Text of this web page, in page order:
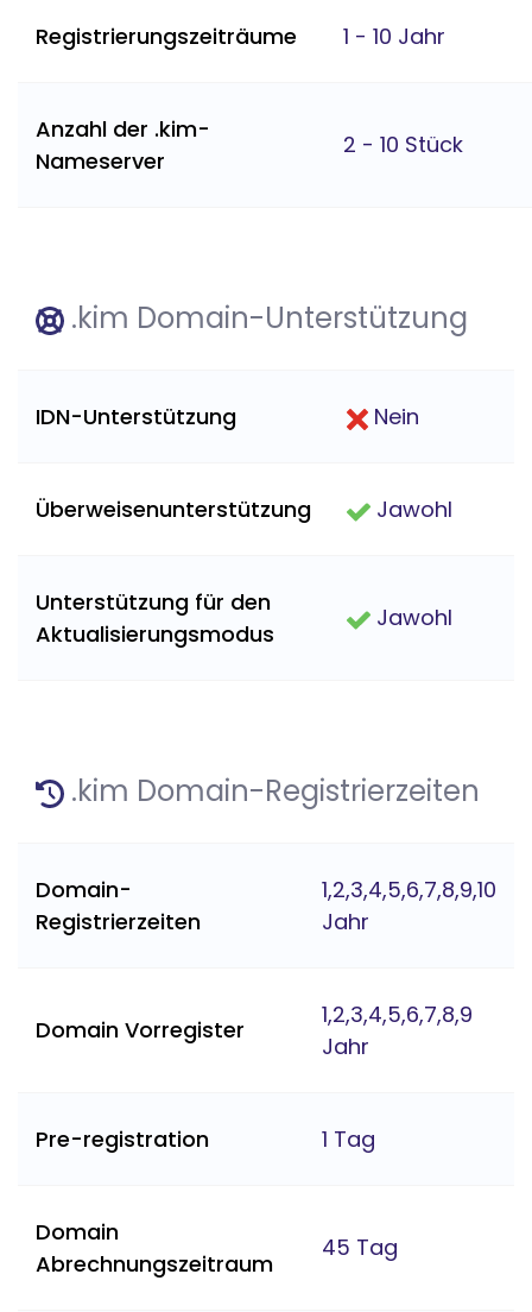
Registrierungszeiträume 1 - 10 Jahr
Anzahl der .kim-
Nameserver
2 - 10 Stück
.kim Domain-Unterstützung
IDN-Unterstützung Nein
Überweisenunterstützung Jawohl
Unterstützung für den
Aktualisierungsmodus
Jawohl
.kim Domain-Registrierzeiten
Domain-
Registrierzeiten
1,2,3,4,5,6,7,8,9,10
Jahr
Domain Vorregister
1,2,3,4,5,6,7,8,9
Jahr
Pre-registration 1 Tag
Domain
Abrechnungszeitraum
45 Tag